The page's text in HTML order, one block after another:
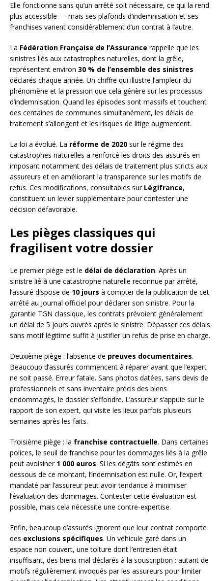
Elle fonctionne sans qu’un arrêté soit nécessaire, ce qui la rend
plus accessible — mais ses plafonds d’indemnisation et ses
franchises varient considérablement d’un contrat à l’autre.
La Fédération Française de l’Assurance rappelle que les
sinistres liés aux catastrophes naturelles, dont la grêle,
représentent environ 30 % de l’ensemble des sinistres
déclarés chaque année. Un chiffre qui illustre l’ampleur du
phénomène et la pression que cela génère sur les processus
d’indemnisation. Quand les épisodes sont massifs et touchent
des centaines de communes simultanément, les délais de
traitement s’allongent et les risques de litige augmentent.
La loi a évolué. La réforme de 2020 sur le régime des
catastrophes naturelles a renforcé les droits des assurés en
imposant notamment des délais de traitement plus stricts aux
assureurs et en améliorant la transparence sur les motifs de
refus. Ces modifications, consultables sur Légifrance,
constituent un levier supplémentaire pour contester une
décision défavorable.
Les pièges classiques qui
fragilisent votre dossier
Le premier piège est le délai de déclaration. Après un
sinistre lié à une catastrophe naturelle reconnue par arrêté,
l’assuré dispose de 10 jours à compter de la publication de cet
arrêté au Journal officiel pour déclarer son sinistre. Pour la
garantie TGN classique, les contrats prévoient généralement
un délai de 5 jours ouvrés après le sinistre. Dépasser ces délais
sans motif légitime suffit à justifier un refus de prise en charge.
Deuxième piège : l’absence de preuves documentaires.
Beaucoup d’assurés commencent à réparer avant que l’expert
ne soit passé. Erreur fatale. Sans photos datées, sans devis de
professionnels et sans inventaire précis des biens
endommagés, le dossier s’effondre. L’assureur s’appuie sur le
rapport de son expert, qui visite les lieux parfois plusieurs
semaines après les faits.
Troisième piège : la franchise contractuelle. Dans certaines
polices, le seuil de franchise pour les dommages liés à la grêle
peut avoisiner 1 000 euros. Si les dégâts sont estimés en
dessous de ce montant, l’indemnisation est nulle. Or, l’expert
mandaté par l’assureur peut avoir tendance à minimiser
l’évaluation des dommages. Contester cette évaluation est
possible, mais cela nécessite une contre-expertise.
Enfin, beaucoup d’assurés ignorent que leur contrat comporte
des exclusions spécifiques. Un véhicule garé dans un
espace non couvert, une toiture dont l’entretien était
insuffisant, des biens mal déclarés à la souscription : autant de
motifs régulièrement invoqués par les assureurs pour limiter